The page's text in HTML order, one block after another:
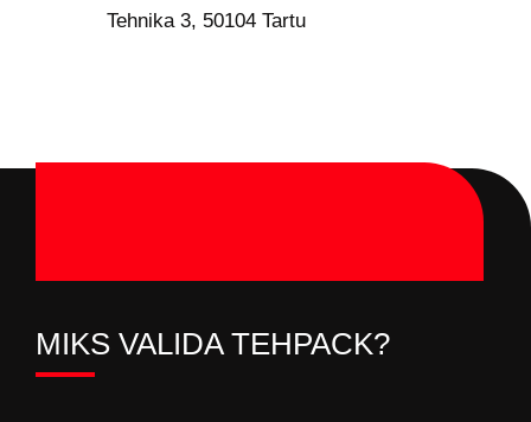
Tehnika 3, 50104 Tartu
MIKS VALIDA TEHPACK?